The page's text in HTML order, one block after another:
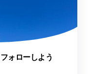
ォローしよう